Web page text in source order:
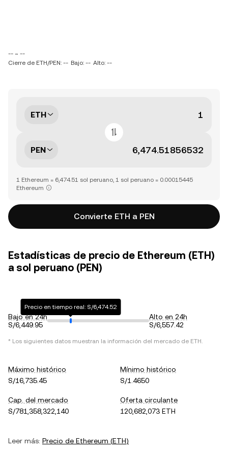
-- ~ --
Cierre de ETH/PEN: -- Bajo: -- Alto: --
ETH
PEN
1 Ethereum = 6,474.51 sol peruano, 1 sol peruano = 0.00015445
Ethereum
Convierte ETH a PEN
Estadísticas de precio de Ethereum (ETH)
a sol peruano (PEN)
Bajo en 24h
S/6,449.95
Precio en tiempo real: S/6,474.52
Alto en 24h
S/6,557.42
* Los siguientes datos muestran la información del mercado de ETH.
Máximo histórico
S/16,735.45
Mínimo histórico
S/1.4650
Cap. del mercado
S/781,358,322,140
Oferta circulante
120,682,073 ETH
Leer más: Precio de Ethereum (ETH)